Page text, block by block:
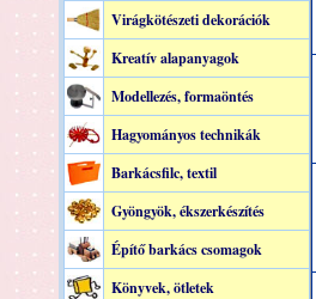
Virágkötészeti dekorációk
Kreatív alapanyagok
Modellezés, formaöntés
Hagyományos technikák
Barkácsfilc, textil
Gyöngyök, ékszerkészítés
Építő barkács csomagok
Könyvek, ötletek